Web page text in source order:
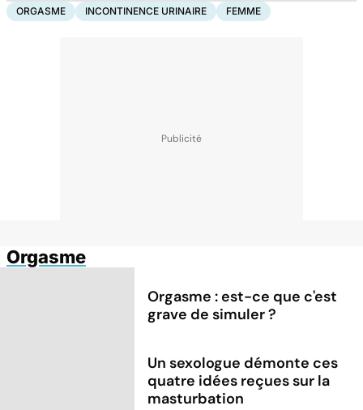
ORGASME INCONTINENCE URINAIRE FEMME
Orgasme
Orgasme : est-ce que c'est
grave de simuler ?
Un sexologue démonte ces
quatre idées reçues sur la
masturbation